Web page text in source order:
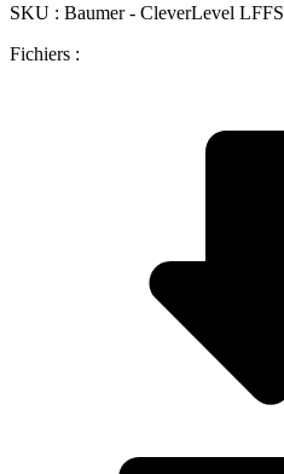
SKU : Baumer - CleverLevel LFFS
Fichiers :